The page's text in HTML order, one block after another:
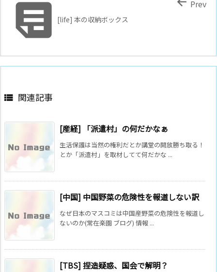
[life] 本の収納ボックス
Prev
 関連記事
[産経] 「派遣村」の何だかなぁ
生活保護は当然の権利だとか講堂の開放勝ち取る！
とか「派遣村」を取材してて何だかな ...
[中国] 中国野菜の危険性を報道しない訳
なぜ日本のマスコミは中国産野菜の危険性を報道し
ないのか(常在楽園 ブログ) 情報 ...
[TBS] 捏造疑惑、国会で解明？